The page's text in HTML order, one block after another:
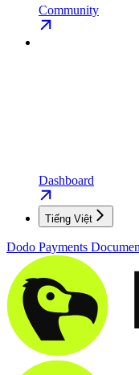
Community
Dashboard
Tiếng Việt
Dodo Payments